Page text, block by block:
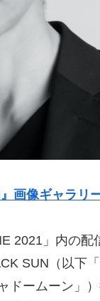
画像ギャラリ
2021」内の
SUN（以下
ドームーン」